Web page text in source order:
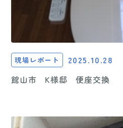
現場レポート 2025.10.28
館山市 K様邸 便座交換